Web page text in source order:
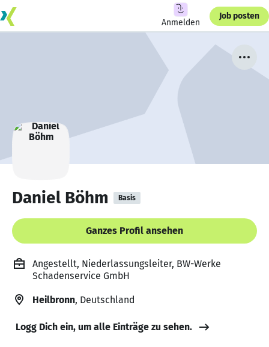
Anmelden
Job posten
Daniel Böhm Basis
Ganzes Profil ansehen
Angestellt, Niederlassungsleiter, BW-Werke
Schadenservice GmbH
Heilbronn, Deutschland
Logg Dich ein, um alle Einträge zu sehen.